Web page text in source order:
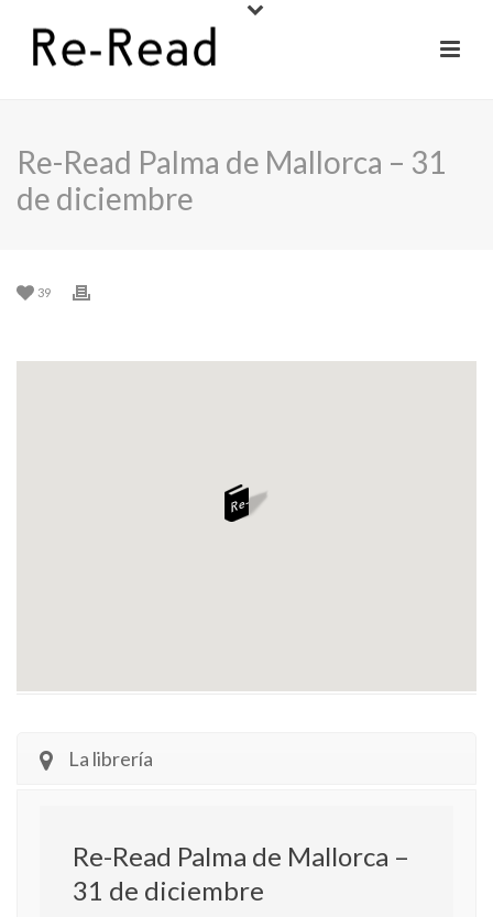
Re-Read Palma de Mallorca – 31
de diciembre
39
La librería
Re-Read Palma de Mallorca –
31 de diciembre